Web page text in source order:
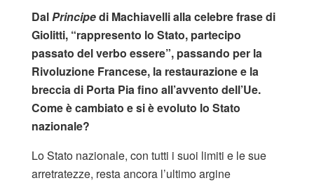
DalPrincipedi Machiavelli alla celebre frase di
Giolitti, “rappresento lo Stato, partecipo
passato del verbo essere”, passando per la
Rivoluzione Francese, la restaurazione e la
breccia di Porta Pia fino all’avvento dell’Ue.
Come è cambiato e si è evoluto lo Stato
nazionale?
Lo Stato nazionale, con tutti i suoi limiti e le sue
arretratezze, resta ancora l’ultimo argine